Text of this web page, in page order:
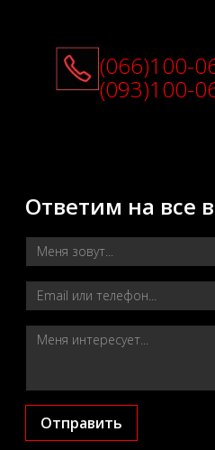
(066)100-
(093)100-
Ответим на все
Отправить